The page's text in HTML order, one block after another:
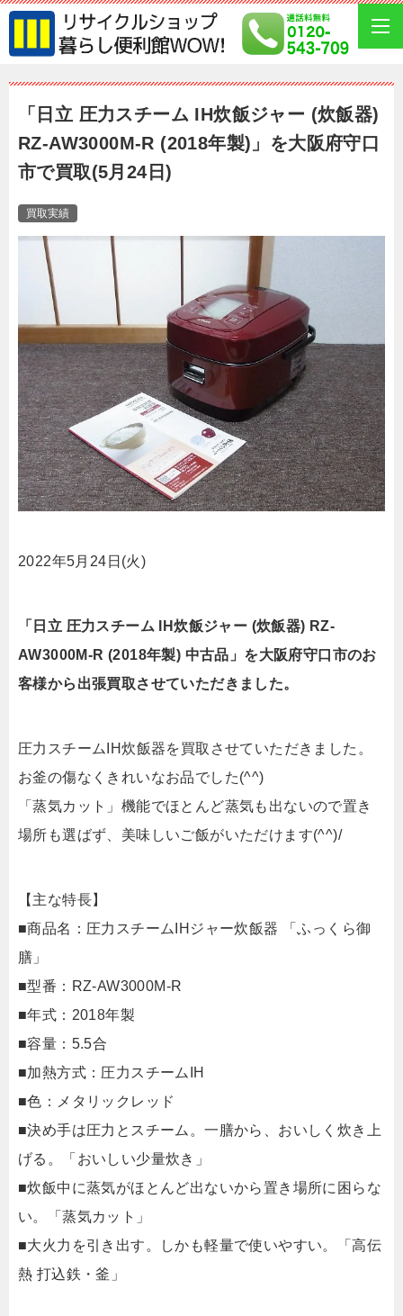
「日立 圧力スチーム IH炊飯ジャー (炊飯器)
RZ-AW3000M-R (2018年製)」を大阪府守口
市で買取(5月24日)
買取実績
2022年5月24日(火)
「日立 圧力スチーム IH炊飯ジャー (炊飯器) RZ-
AW3000M-R (2018年製) 中古品」を大阪府守口市のお
客様から出張買取させていただきました。
圧力スチームIH炊飯器を買取させていただきました。
お釜の傷なくきれいなお品でした(^^)
「蒸気カット」機能でほとんど蒸気も出ないので置き
場所も選ばず、美味しいご飯がいただけます(^^)/
【主な特長】
■商品名：圧力スチームIHジャー炊飯器 「ふっくら御
膳」
■型番：RZ-AW3000M-R
■年式：2018年製
■容量：5.5合
■加熱方式：圧力スチームIH
■色：メタリックレッド
■決め手は圧力とスチーム。一膳から、おいしく炊き上
げる。「おいしい少量炊き」
■炊飯中に蒸気がほとんど出ないから置き場所に困らな
い。「蒸気カット」
■大火力を引き出す。しかも軽量で使いやすい。「高伝
熱 打込鉄・釜」